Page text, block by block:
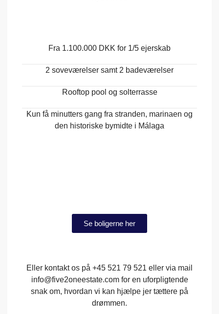
Fra 1.100.000 DKK for 1/5 ejerskab
2 soveværelser samt 2 badeværelser
Rooftop pool og solterrasse
Kun få minutters gang fra stranden, marinaen og
den historiske bymidte i Málaga
Se boligerne her
Eller kontakt os på +45 521 79 521 eller via mail
info@five2oneestate.com for en uforpligtende
snak om, hvordan vi kan hjælpe jer tættere på
drømmen.